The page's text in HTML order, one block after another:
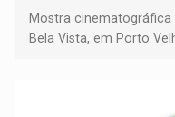
Mostra cinematográfica
Bela Vista, em Porto